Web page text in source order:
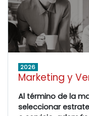
2026
Marketing y
Al término de la
seleccionar